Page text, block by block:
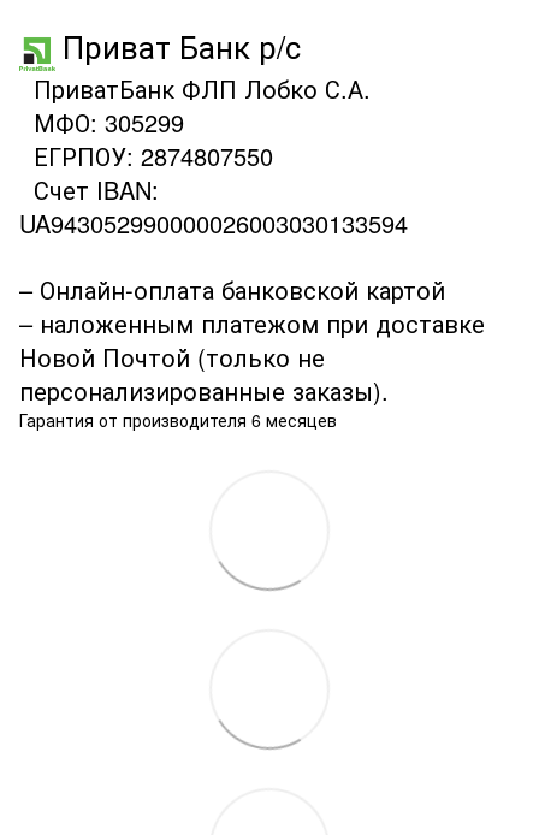
Приват Банк р/с
ПриватБанк ФЛП Лобко С.А.
МФО: 305299
ЕГРПОУ: 2874807550
Счет IBAN:
UA943052990000026003030133594
– Онлайн-оплата банковской картой
– наложенным платежом при доставке
Новой Почтой (только не
персонализированные заказы).
Гарантия от производителя 6 месяцев